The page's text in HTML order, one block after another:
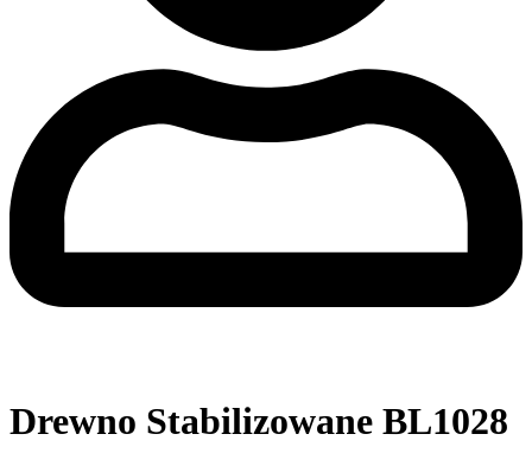
Drewno Stabilizowane BL1028